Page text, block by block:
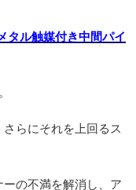
タル触媒付き中間パイ
らにそれを上回るス
の不満を解消し、ア